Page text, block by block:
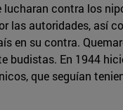
contra los
las autoridades, así
en su contra.
budistas. En 1944
que seguían